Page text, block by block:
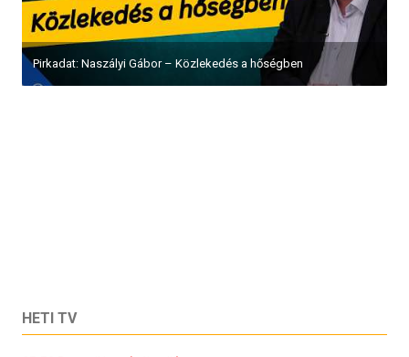
Pirkadat: Naszályi Gábor – Közlekedés a hőségben
HETI TV